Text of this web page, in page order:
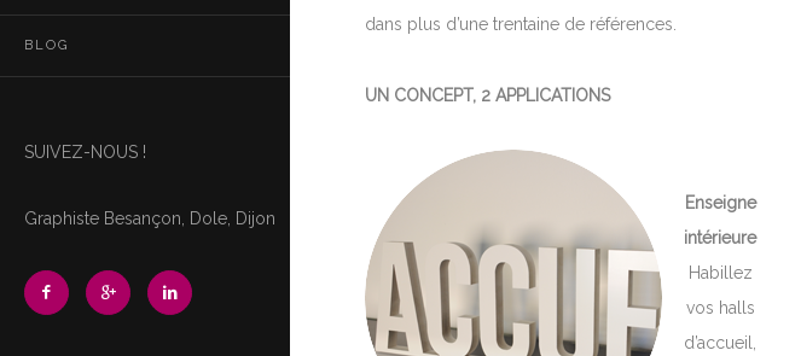
BLOG
SUIVEZ-NOUS !
Graphiste Besançon, Dole, Dijon
dans plus d’une trentaine de références.
UN CONCEPT, 2 APPLICATIONS
Enseigne
intérieure
Habillez
vos halls
d’accueil,